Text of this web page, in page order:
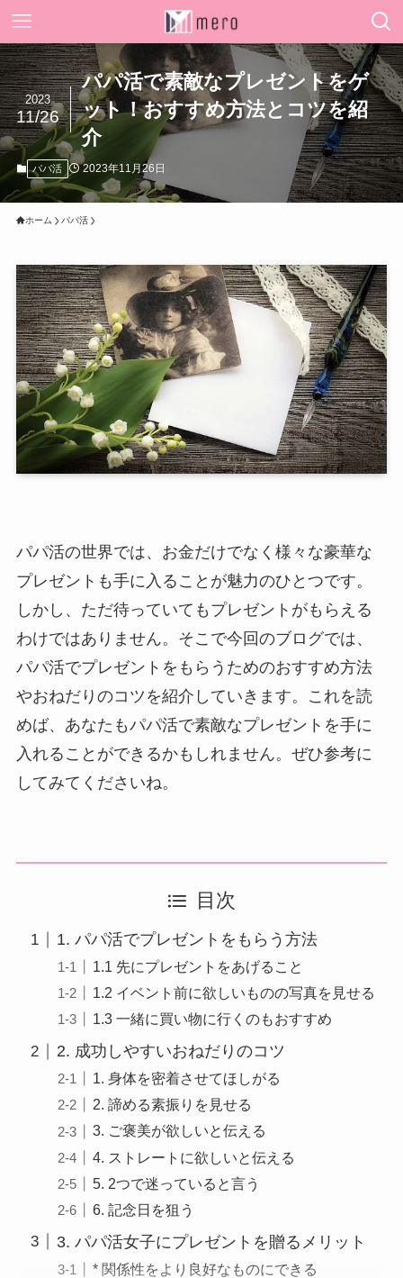
パパ活で素敵なプレゼントをゲ
ット！おすすめ方法とコツを紹
介
2023
11/26
パパ活 2023年11月26日
ホーム パパ活
パパ活の世界では、お金だけでなく様々な豪華な
プレゼントも手に入ることが魅力のひとつです。
しかし、ただ待っていてもプレゼントがもらえる
わけではありません。そこで今回のブログでは、
パパ活でプレゼントをもらうためのおすすめ方法
やおねだりのコツを紹介していきます。これを読
めば、あなたもパパ活で素敵なプレゼントを手に
入れることができるかもしれません。ぜひ参考に
してみてくださいね。
目次
1. パパ活でプレゼントをもらう方法
1.1 先にプレゼントをあげること
1.2 イベント前に欲しいものの写真を見せる
1.3 一緒に買い物に行くのもおすすめ
2. 成功しやすいおねだりのコツ
1. 身体を密着させてほしがる
2. 諦める素振りを見せる
3. ご褒美が欲しいと伝える
4. ストレートに欲しいと伝える
5. 2つで迷っていると言う
6. 記念日を狙う
3. パパ活女子にプレゼントを贈るメリット
* 関係性をより良好なものにできる